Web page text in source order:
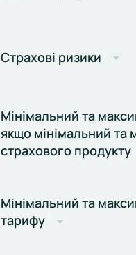
Страхові ризики
Мінімальний та
якщо мінімальний та
страхового продукту
Мінімальний та
тарифу